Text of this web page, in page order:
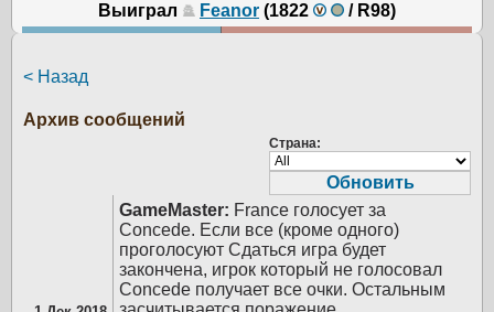
Выиграл
Feanor (1822 / R98)
< Назад
Архив сообщений
Страна:
GameMaster: France голосует за
Concede. Если все (кроме одного)
проголосуют Сдаться игра будет
закончена, игрок который не голосовал
Concede получает все очки. Остальным